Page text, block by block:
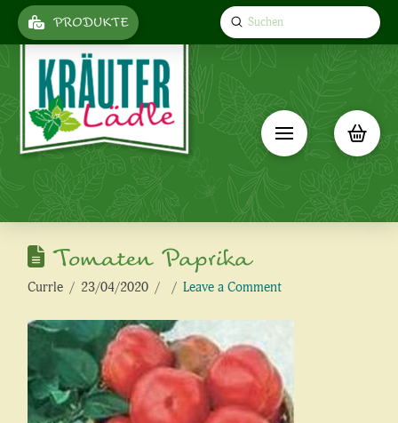
PRODUKTE Search
Submit
Tomaten Paprika
Currle 23/04/2020 Leave a Comment